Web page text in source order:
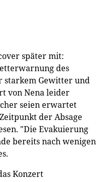
später mit:
des
starkem Gewitter und
von Nena leider
seien erwartet
der Absage
"Die Evakuierung
bereits nach wenigen
Konzert